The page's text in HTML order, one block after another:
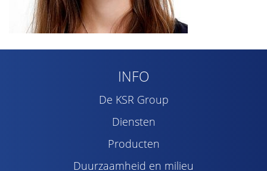
INFO
De KSR Group
Diensten
Producten
Duurzaamheid en milieu